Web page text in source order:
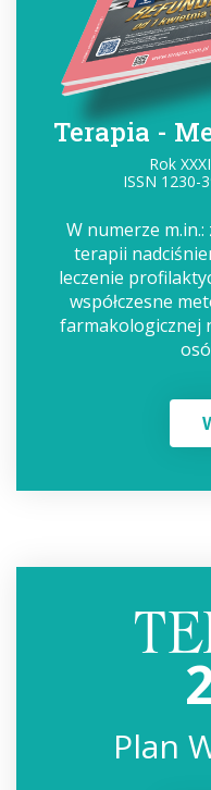
Terapia -
Rok
ISSN 1230-
W numerze
terapii
leczenie
współczesne
farmakologicznej
Plan